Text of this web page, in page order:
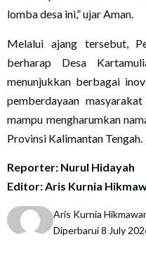
lomba desa ini,” ujar Aman.
Melalui ajang tersebut,
berharap Desa
menunjukkan berbagai
pemberdayaan
mampu mengharumkan
Provinsi Kalimantan Tengah.
Reporter: Nurul Hidayah
Editor: Aris Kurnia
Aris Kurnia
Diperbarui 8 July